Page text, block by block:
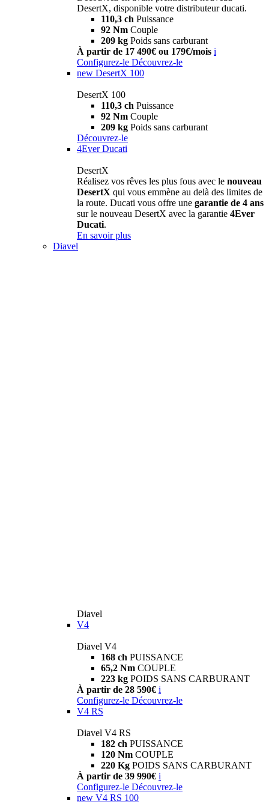
DesertX, disponible votre distributeur ducati.
110,3 ch Puissance
92 Nm Couple
209 kg Poids sans carburant
À partir de 17 490€ ou 179€/mois i
Configurez-le Découvrez-le
new DesertX 100
DesertX 100
110,3 ch Puissance
92 Nm Couple
209 kg Poids sans carburant
Découvrez-le
4Ever Ducati
DesertX
Réalisez vos rêves les plus fous avec le nouveau
DesertX qui vous emmène au delà des limites de
la route. Ducati vous offre une garantie de 4 ans
sur le nouveau DesertX avec la garantie 4Ever
Ducati.
En savoir plus
Diavel
Diavel
V4
Diavel V4
168 ch PUISSANCE
65,2 Nm COUPLE
223 kg POIDS SANS CARBURANT
À partir de 28 590€ i
Configurez-le Découvrez-le
V4 RS
Diavel V4 RS
182 ch PUISSANCE
120 Nm COUPLE
220 Kg POIDS SANS CARBURANT
À partir de 39 990€ i
Configurez-le Découvrez-le
new V4 RS 100